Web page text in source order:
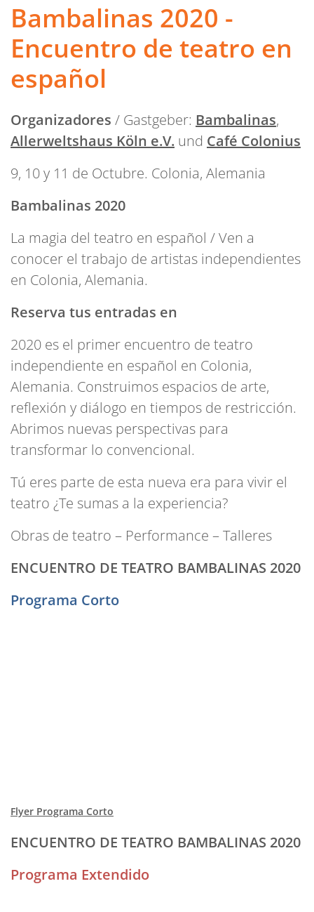
Bambalinas 2020 -
Encuentro de teatro en
español
Organizadores / Gastgeber: Bambalinas,
Allerweltshaus Köln e.V. und Café Colonius
9, 10 y 11 de Octubre. Colonia, Alemania
Bambalinas 2020
La magia del teatro en español / Ven a
conocer el trabajo de artistas independientes
en Colonia, Alemania.
Reserva tus entradas en
2020 es el primer encuentro de teatro
independiente en español en Colonia,
Alemania. Construimos espacios de arte,
reflexión y diálogo en tiempos de restricción.
Abrimos nuevas perspectivas para
transformar lo convencional.
Tú eres parte de esta nueva era para vivir el
teatro ¿Te sumas a la experiencia?
Obras de teatro – Performance – Talleres
ENCUENTRO DE TEATRO BAMBALINAS 2020
Programa Corto
Flyer Programa Corto
ENCUENTRO DE TEATRO BAMBALINAS 2020
Programa Extendido